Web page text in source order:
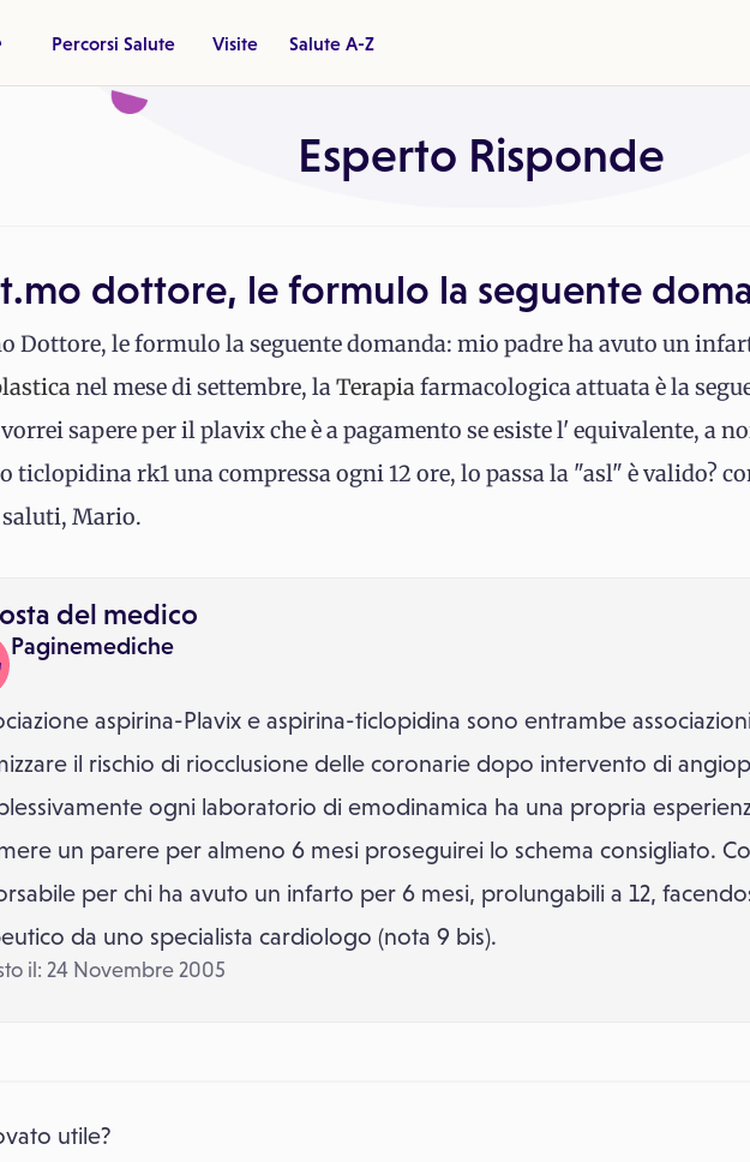
Percorsi Salute Visite Salute A-Z
Esperto Risponde
dottore, le formulo la seguente
Dottore, le formulo la seguente domanda: mio padre ha avuto un
nel mese di settembre, laTerapiafarmacologica attuata è la
sapere per il plavix che è a pagamento se esiste l' equivalente, a
ticlopidina rk1 una compressa ogni 12 ore, lo passa la "asl" è valido?
Mario.
del medico
Paginemediche
aspirina-Plavix e aspirina-ticlopidina sono entrambe
il rischio di riocclusione delle coronarie dopo intervento di
ogni laboratorio di emodinamica ha una propria
un parere per almeno 6 mesi proseguirei lo schema consigliato.
per chi ha avuto un infarto per 6 mesi, prolungabili a 12,
da uno specialista cardiologo (nota 9 bis).
il: 24 Novembre 2005
utile?